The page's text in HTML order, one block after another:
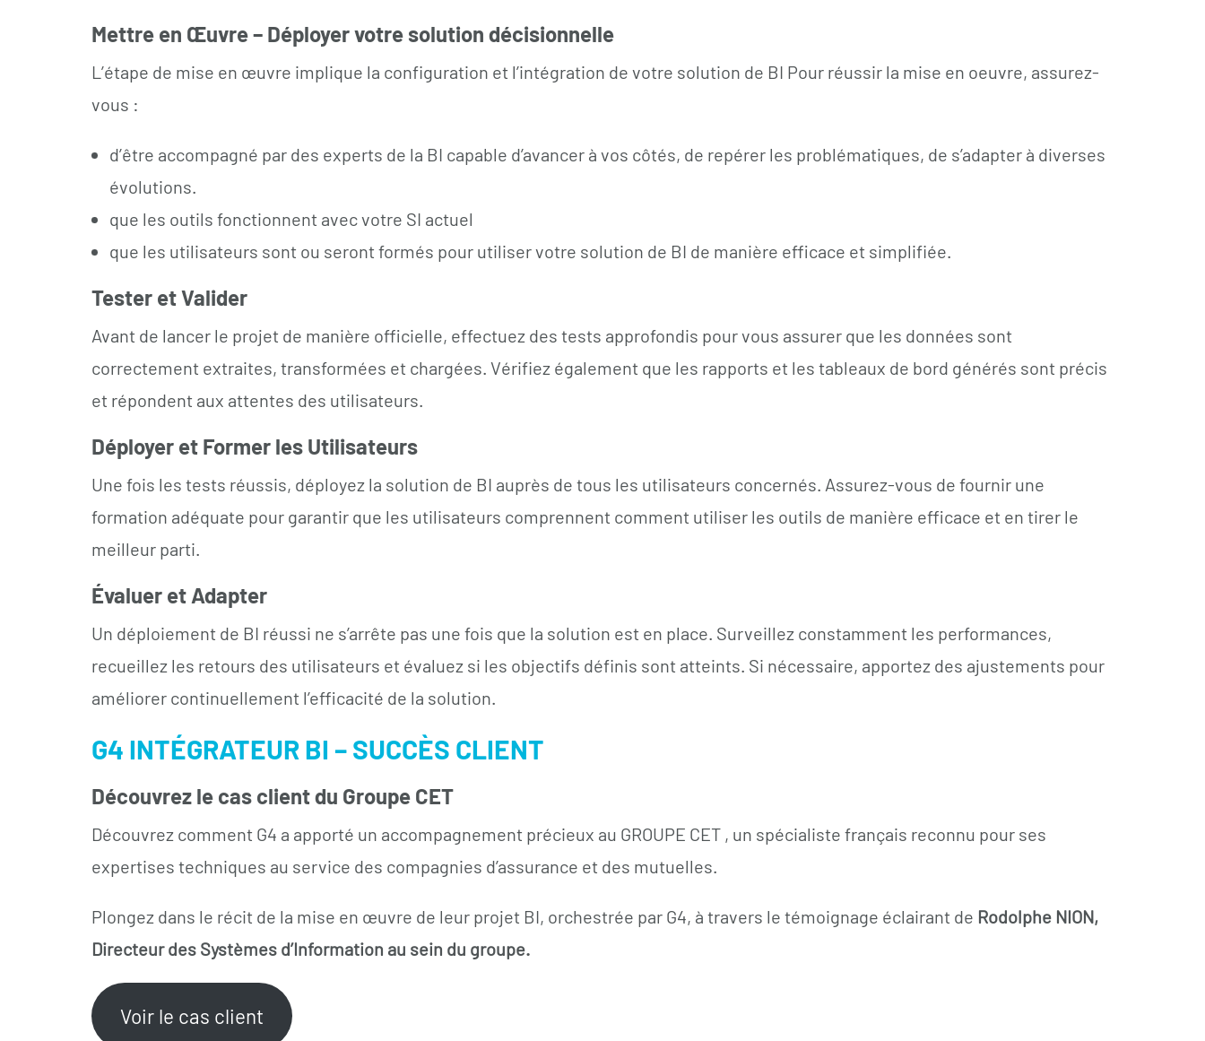
Mettre en Œuvre – Déployer votre solution décisionnelle
L’étape de mise en œuvre implique la configuration et l’intégration de votre solution de BI Pour réussir la mise en oeuvre, assurez-
vous :
d’être accompagné par des experts de la BI capable d’avancer à vos côtés, de repérer les problématiques, de s’adapter à diverses
évolutions.
que les outils fonctionnent avec votre SI actuel
que les utilisateurs sont ou seront formés pour utiliser votre solution de BI de manière efficace et simplifiée.
Tester et Valider
Avant de lancer le projet de manière officielle, effectuez des tests approfondis pour vous assurer que les données sont
correctement extraites, transformées et chargées. Vérifiez également que les rapports et les tableaux de bord générés sont précis
et répondent aux attentes des utilisateurs.
Déployer et Former les Utilisateurs
Une fois les tests réussis, déployez la solution de BI auprès de tous les utilisateurs concernés. Assurez-vous de fournir une
formation adéquate pour garantir que les utilisateurs comprennent comment utiliser les outils de manière efficace et en tirer le
meilleur parti.
Évaluer et Adapter
Un déploiement de BI réussi ne s’arrête pas une fois que la solution est en place. Surveillez constamment les performances,
recueillez les retours des utilisateurs et évaluez si les objectifs définis sont atteints. Si nécessaire, apportez des ajustements pour
améliorer continuellement l’efficacité de la solution.
G4 INTÉGRATEUR BI – SUCCÈS CLIENT
Découvrez le cas client du Groupe CET
Découvrez comment G4 a apporté un accompagnement précieux au GROUPE CET , un spécialiste français reconnu pour ses
expertises techniques au service des compagnies d’assurance et des mutuelles.
Plongez dans le récit de la mise en œuvre de leur projet BI, orchestrée par G4, à travers le témoignage éclairant de Rodolphe NION,
Directeur des Systèmes d’Information au sein du groupe.
Voir le cas client